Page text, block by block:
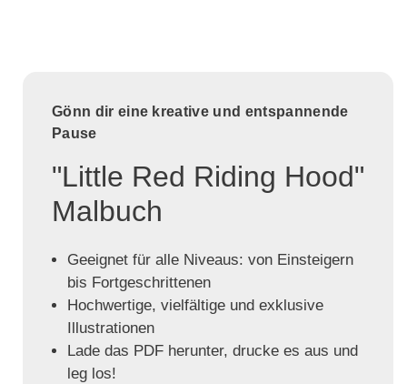
Gönn dir eine kreative und entspannende
Pause
"Little Red Riding Hood"
Malbuch
Geeignet für alle Niveaus: von Einsteigern
bis Fortgeschrittenen
Hochwertige, vielfältige und exklusive
Illustrationen
Lade das PDF herunter, drucke es aus und
leg los!